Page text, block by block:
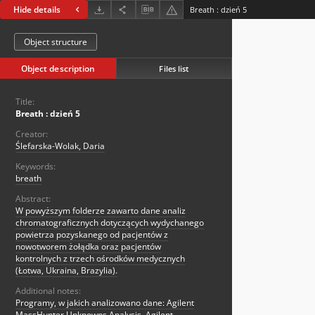
Hide details Breath : dzień 5
Object structure
Object description Files list
Title:
Breath : dzień 5
Creator:
Ślefarska-Wolak, Daria
Keywords:
breath
Abstract:
W powyższym folderze zawarto dane analiz
chromatograficznych dotyczących wydychanego
powietrza pozyskanego od pacjentów z
nowotworem żołądka oraz pacjentów
kontrolnych z trzech ośrodków medycznych
(Łotwa, Ukraina, Brazylia).
Additional notes:
Programy, w jakich analizowano dane: Agilent